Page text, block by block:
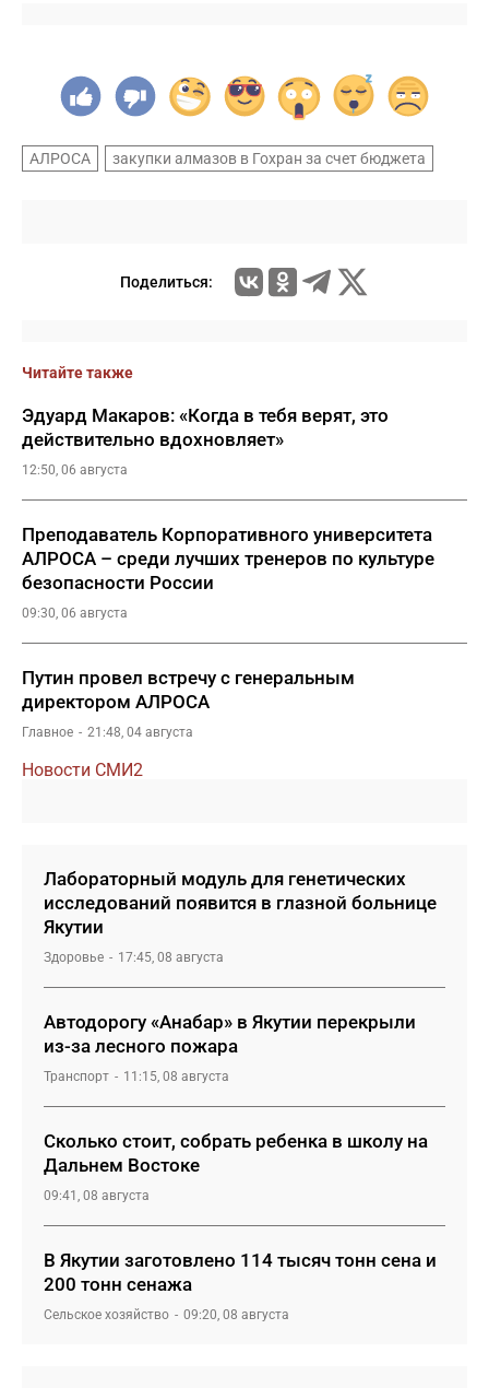
АЛРОСА закупки алмазов в Гохран за счет бюджета
Поделиться:
Читайте также
Эдуард Макаров: «Когда в тебя верят, это
действительно вдохновляет»
12:50, 06 августа
Преподаватель Корпоративного университета
АЛРОСА – среди лучших тренеров по культуре
безопасности России
09:30, 06 августа
Путин провел встречу с генеральным
директором АЛРОСА
Главное 21:48, 04 августа
Новости СМИ2
Лабораторный модуль для генетических
исследований появится в глазной больнице
Якутии
Здоровье 17:45, 08 августа
Автодорогу «Анабар» в Якутии перекрыли
из-за лесного пожара
Транспорт 11:15, 08 августа
Сколько стоит, собрать ребенка в школу на
Дальнем Востоке
09:41, 08 августа
В Якутии заготовлено 114 тысяч тонн сена и
200 тонн сенажа
Сельское хозяйство 09:20, 08 августа